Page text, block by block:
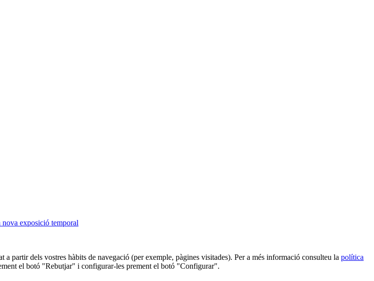
nova exposició temporal
partir dels vostres hàbits de navegació (per exemple, pàgines visitades). Per a més informació consulteu la política
el botó "Rebutjar" i configurar-les prement el botó "Configurar".